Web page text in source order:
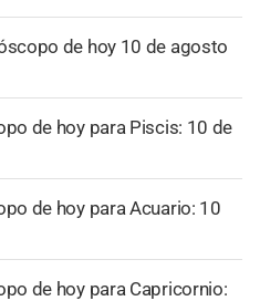
de hoy 10 de agosto
de hoy para Piscis: 10 de
de hoy para Acuario: 10
de hoy para Capricornio: